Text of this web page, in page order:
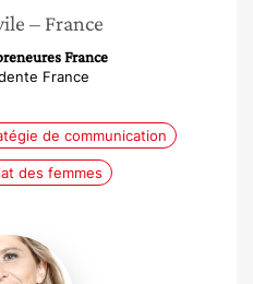
– France
France
France
de communication
des femmes
Sophie
Muffang